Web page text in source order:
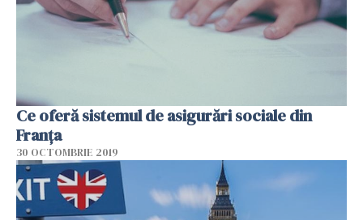
Ce oferă sistemul de asigurări sociale din
Franța
30 OCTOMBRIE 2019